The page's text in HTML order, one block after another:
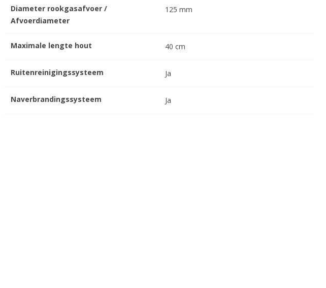
Diameter rookgasafvoer /
Afvoerdiameter
125 mm
Maximale lengte hout 40 cm
Ruitenreinigingssysteem Ja
Naverbrandingssysteem Ja